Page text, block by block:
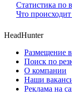
Статистика по
Что
HeadHunter
Размещение
Поиск по
О компании
Наши
Реклама на